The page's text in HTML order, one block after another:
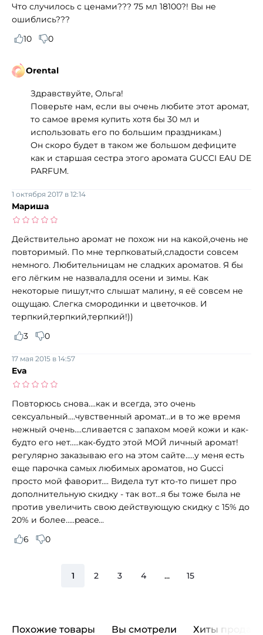
Что случилось с ценами??? 75 мл 18100?! Вы не
ошиблись???
10
0
Orental
Здравствуйте, Ольга!
Поверьте нам, если вы очень любите этот аромат,
то самое время купить хотя бы 30 мл и
использовать его по большим праздникам.)
Он скоро будет в таком же большом дефиците
как и старшая сестра этого аромата GUCCI EAU DE
PARFUM.
Мариша
1 октября 2017 в 12:14
Действительно аромат не похож ни на какой,очень не
повторимый. По мне терпковатый,сладости совсем
немного. Любительницам не сладких ароматов. Я бы
его лёгким не назвала,для осени и зимы. Как
некоторые пишут,что слышат малину, я её совсем не
ощущаю. Слегка смородинки и цветочков. И
терпкий,терпкий,терпкий!))
3
0
Eva
17 мая 2015 в 14:57
Повторюсь снова....как и всегда, это очень
сексуальный....чувственный аромат...и в то же время
нежный очень....сливается с запахом моей кожи и как-
будто его нет.....как-будто этой МОЙ личный аромат!
регулярно заказываю его на этом сайте.....у меня есть
еще парочка самых любимых ароматов, но Gucci
просто мой фаворит.... Видела тут кто-то пишет про
дополнительную скидку - так вот...я бы тоже была не
против увеличить свою действующую скидку с 15% до
20% и более.....peace...
6
0
1 2 3 4 ... 15
Похожие товары Вы смотрели Хиты продаж